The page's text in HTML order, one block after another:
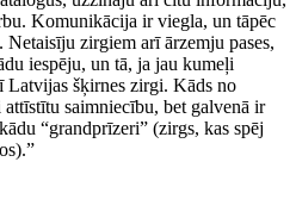
Komunikācija ir viegla, un tāpēc
zirgiem arī ārzemju pases,
iespēju, un tā, ja jau kumeļi
šķirnes zirgi. Kāds no
saimniecību, bet galvenā ir
“grandprīzeri” (zirgs, kas spēj